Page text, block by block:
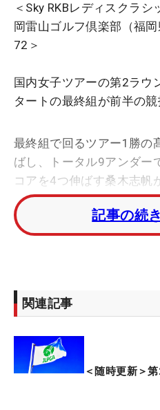
＜Sky RKBレディスク
岡雷山ゴルフ倶楽部（福
72＞
国内女子ツアーの第2ラウ
タートの最終組が前半の競
最終組で回るツアー1勝の
ばし、トータル9アンダー
コアを4つ伸ばす桑木志帆
トータル7アンダーの3位
6アンダーの4位タイにウ
ている。
デス・ランキング（以下
トータル4アンダーの18位
記事の続
関連記事
＜随時更新＞